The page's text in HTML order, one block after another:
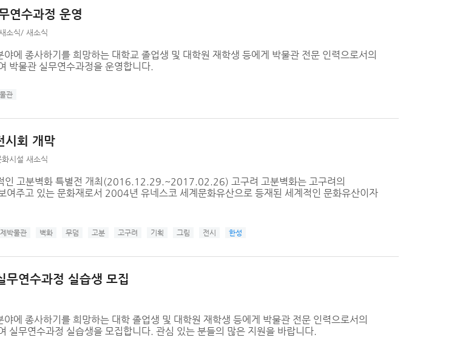
연수과정 운영
소식/ 새소식
에 종사하기를 희망하는 대학교 졸업생 및 대학원 재학생 등에게 박물관 전문 인력으로서의
박물관 실무연수과정을 운영합니다.
관
시회 개막
화시설 새소식
인 고분벽화 특별전 개최(2016.12.29.~2017.02.26) 고구려 고분벽화는 고구려의
여주고 있는 문화재로서 2004년 유네스코 세계문화유산으로 등재된 세계적인 문화유산이자
박물관 벽화 무덤 고분 고구려 기획 그림 전시 한성
연수과정 실습생 모집
에 종사하기를 희망하는 대학 졸업생 및 대학원 재학생 등에게 박물관 전문 인력으로서의
실무연수과정 실습생을 모집합니다. 관심 있는 분들의 많은 지원을 바랍니다.